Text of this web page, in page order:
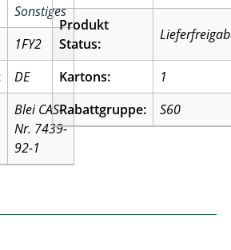
Sonstiges
1FY2
DE
Blei CAS-
Nr. 7439-
92-1
Produkt
Status:
Kartons:
1
Rabattgruppe:
S60